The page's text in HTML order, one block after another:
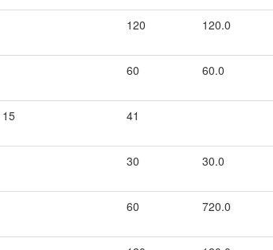
120 120.0
60 60.0
15 41
30 30.0
60 720.0